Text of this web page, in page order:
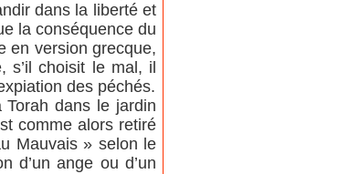
dans la liberté et
la conséquence du
en version grecque,
choisit le mal, il
des péchés.
dans le jardin
comme alors retiré
Mauvais » selon le
d’un ange ou d’un